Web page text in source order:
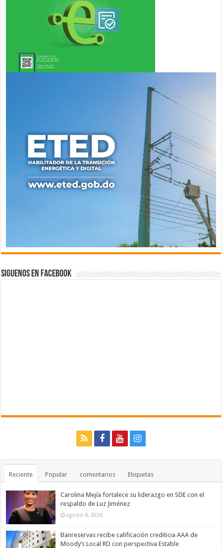
Siguenos en Facebook
Reciente Popular comentarios Etiquetas
Carolina Mejía fortalece su liderazgo en SDE con el
respaldo de Luz Jiménez
agosto 6, 2026
Banreservas recibe calificación crediticia AAA de
Moody’s Local RD con perspectiva Estable